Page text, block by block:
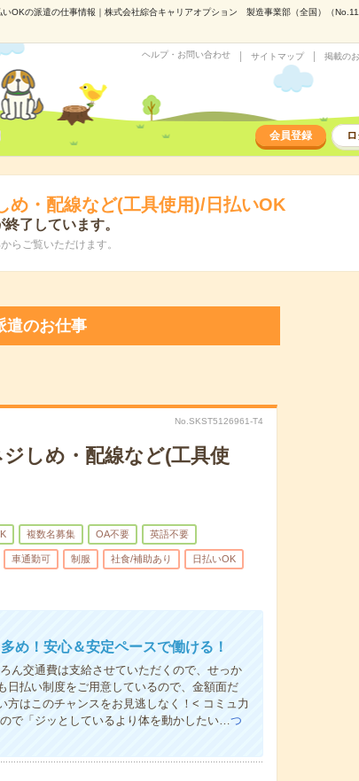
OKの派遣の仕事情報｜株式会社綜合キャリアオプション 製造事業部（全国）（
ヘルプ・お問い合わせ サイトマップ 掲載の
会員登録
・配線など(工具使用)/日払いOK
了しています。
らご覧いただけます。
遣のお仕事
No.SKST5126961-T4
しめ・配線など(工具使
複数名募集 OA不要 英語不要
車通勤可 制服 社食/補助あり 日払いOK
！安心＆安定ペースで働ける！
ん交通費は支給させていただくので、せっか
日払い制度をご用意しているので、金額面だ
はこのチャンスをお見逃しなく！< コミュ力
で「ジッとしているより体を動かしたい…つ